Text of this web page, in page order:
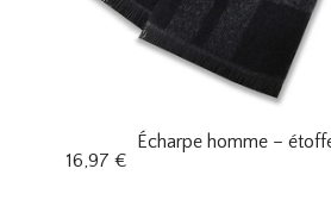
Écharpe homme –
16,97 €